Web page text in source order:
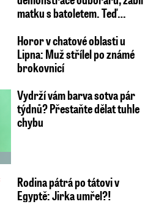
matku s batoletem. Teď…
Horor v chatové oblasti u
Lipna: Muž střílel po známé
brokovnicí
Vydrží vám barva sotva pár
týdnů? Přestaňte dělat tuhle
chybu
Rodina pátrá po tátovi v
Egyptě: Jirka umřel?!